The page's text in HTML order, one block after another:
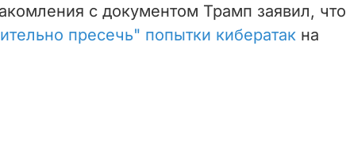
с документом Трамп заявил, что
пресечь" попытки кибератак на